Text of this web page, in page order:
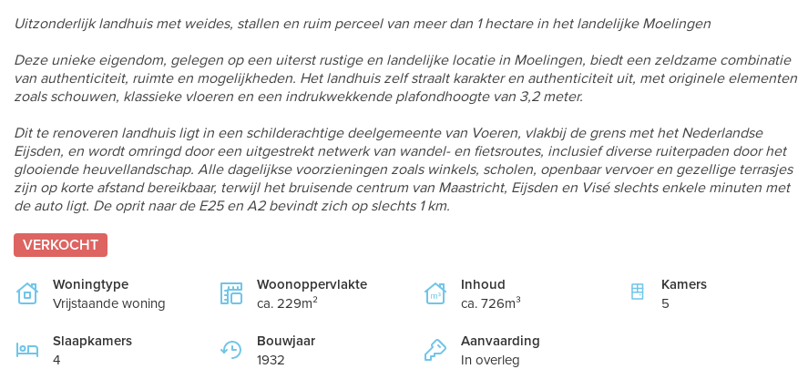
Uitzonderlijk landhuis met weides, stallen en ruim perceel van meer dan 1 hectare in het landelijke Moelingen
Deze unieke eigendom, gelegen op een uiterst rustige en landelijke locatie in Moelingen, biedt een zeldzame combinatie
van authenticiteit, ruimte en mogelijkheden. Het landhuis zelf straalt karakter en authenticiteit uit, met originele elementen
zoals schouwen, klassieke vloeren en een indrukwekkende plafondhoogte van 3,2 meter.
Dit te renoveren landhuis ligt in een schilderachtige deelgemeente van Voeren, vlakbij de grens met het Nederlandse
Eijsden, en wordt omringd door een uitgestrekt netwerk van wandel- en fietsroutes, inclusief diverse ruiterpaden door het
glooiende heuvellandschap. Alle dagelijkse voorzieningen zoals winkels, scholen, openbaar vervoer en gezellige terrasjes
zijn op korte afstand bereikbaar, terwijl het bruisende centrum van Maastricht, Eijsden en Visé slechts enkele minuten met
de auto ligt. De oprit naar de E25 en A2 bevindt zich op slechts 1 km.
VERKOCHT
Woningtype
Vrijstaande woning
Woonoppervlakte
ca. 229m²
Inhoud
ca. 726m³
Kamers
5
Slaapkamers
4
Bouwjaar
1932
Aanvaarding
In overleg